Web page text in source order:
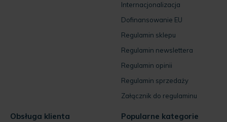
Internacjonalizacja
Dofinansowanie EU
Regulamin sklepu
Regulamin newslettera
Regulamin opinii
Regulamin sprzedaży
Załącznik do regulaminu
Obsługa klienta Popularne kategorie